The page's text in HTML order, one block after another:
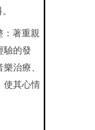
：著重親
驗的發
治療、
使其心情